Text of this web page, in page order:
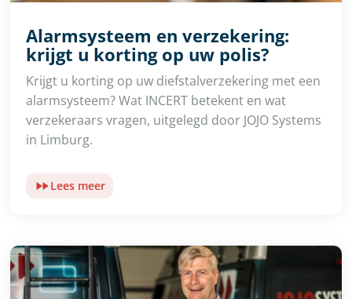
Alarmsysteem en verzekering:
krijgt u korting op uw polis?
Krijgt u korting op uw diefstalverzekering met een
alarmsysteem? Wat INCERT betekent en wat
verzekeraars vragen, uitgelegd door JOJO Systems
in Limburg.
Lees meer